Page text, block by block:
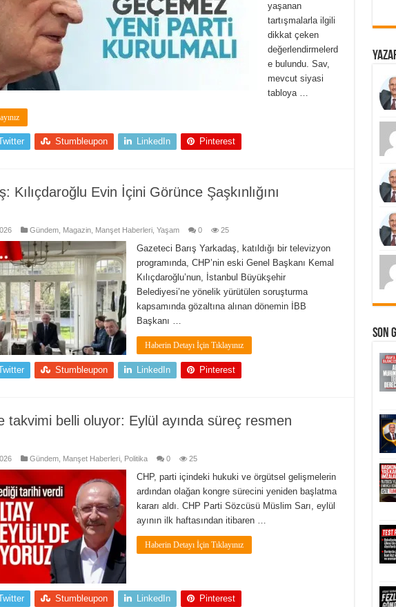
yaşanan
tartışmalarla ilgili
dikkat çeken
değerlendirmelerd
e bulundu. Sav,
mevcut siyasi
tabloya …
Stumbleupon LinkedIn Pinterest
Kılıçdaroğlu Evin İçini Görünce Şaşkınlığını
Gündem, Magazin, Manşet Haberleri, Yaşam 0 25
Gazeteci Barış Yarkadaş, katıldığı bir televizyon
programında, CHP’nin eski Genel Başkanı Kemal
Kılıçdaroğlu’nun, İstanbul Büyükşehir
Belediyesi’ne yönelik yürütülen soruşturma
kapsamında gözaltına alınan dönemin İBB
Başkanı …
Haberin Detayı İçin Tıklayınız
Stumbleupon LinkedIn Pinterest
takvimi belli oluyor: Eylül ayında süreç resmen
Gündem, Manşet Haberleri, Politika 0 25
CHP, parti içindeki hukuki ve örgütsel gelişmelerin
ardından olağan kongre sürecini yeniden başlatma
kararı aldı. CHP Parti Sözcüsü Müslim Sarı, eylül
ayının ilk haftasından itibaren …
Haberin Detayı İçin Tıklayınız
Stumbleupon LinkedIn Pinterest
Son